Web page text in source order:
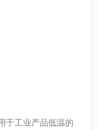
于工业产品低温的